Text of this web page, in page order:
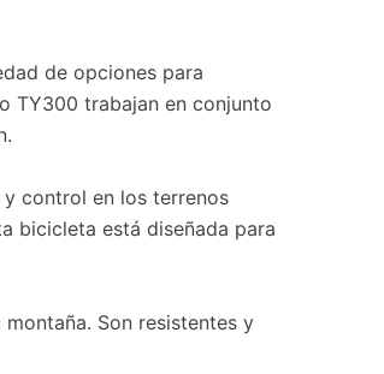
de opciones para
TY300 trabajan en conjunto
control en los terrenos
bicicleta está diseñada para
Son resistentes y